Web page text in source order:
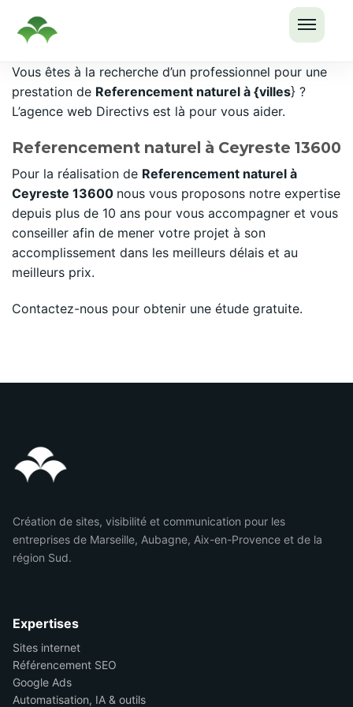
LE
Passer
au
contenu
Vous êtes à la recherche d’un professionnel pour une
prestation de Referencement naturel à {villes} ?
L’agence web Directivs est là pour vous aider.
Referencement naturel à Ceyreste 13600
Pour la réalisation de Referencement naturel à
Ceyreste 13600 nous vous proposons notre expertise
depuis plus de 10 ans pour vous accompagner et vous
conseiller afin de mener votre projet à son
accomplissement dans les meilleurs délais et au
meilleurs prix.
Contactez-nous pour obtenir une étude gratuite.
Création de sites, visibilité et communication pour les
entreprises de Marseille, Aubagne, Aix-en-Provence et de la
région Sud.
Expertises
Sites internet
Référencement SEO
Google Ads
Automatisation, IA & outils